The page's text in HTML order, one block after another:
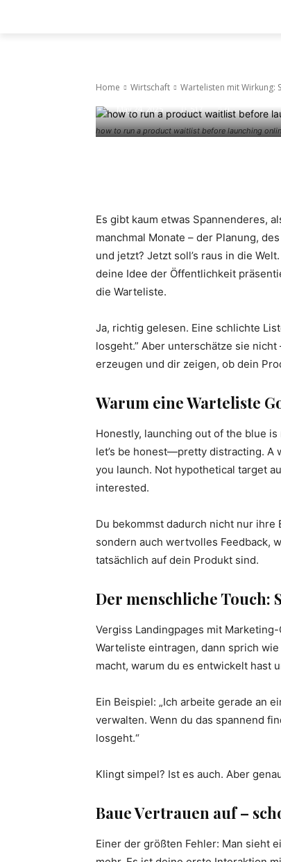
Home Wirtschaft Wartelisten mit Wirkung:
how to run a product waitlist before launching
May 24, 2025 517 0
Es gibt kaum etwas Spannenderes,
manchmal Monate – der Planung,
und jetzt? Jetzt soll’s raus in die
deine Idee der Öffentlichkeit
die Warteliste.
Ja, richtig gelesen. Eine schlichte
losgeht.” Aber unterschätze sie
erzeugen und dir zeigen, ob dein
Warum eine Warteliste
Honestly, launching out of the blue
let’s be honest—pretty distracting.
you launch. Not hypothetical target
interested.
Du bekommst dadurch nicht nur
sondern auch wertvolles Feedback,
tatsächlich auf dein Produkt sind.
Der menschliche Touch:
Vergiss Landingpages mit
Warteliste eintragen, dann sprich
macht, warum du es entwickelt hast
Ein Beispiel: „Ich arbeite gerade an
verwalten. Wenn du das spannend
losgeht.“
Klingt simpel? Ist es auch. Aber
Baue Vertrauen auf –
Einer der größten Fehler: Man sieht